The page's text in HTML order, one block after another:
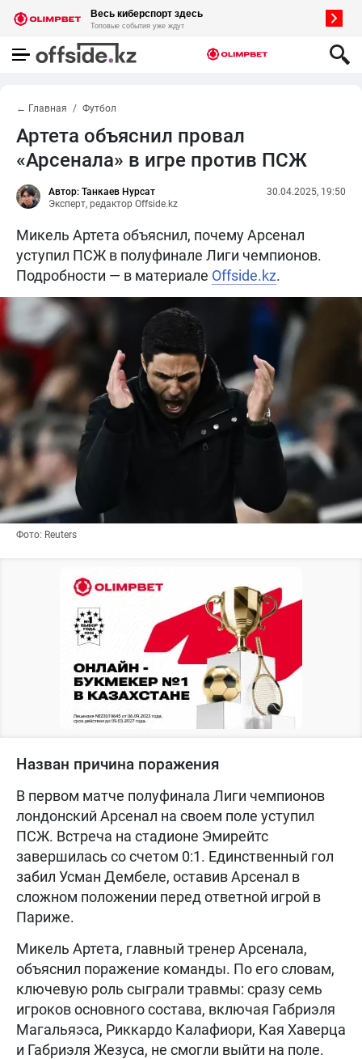
← Главная Футбол
Артета объяснил провал
«Арсенала» в игре против ПСЖ
Автор: Танкаев Нурсат
Эксперт, редактор Offside.kz
30.04.2025, 19:50
Микель Артета объяснил, почему Арсенал
уступил ПСЖ в полуфинале Лиги чемпионов.
Подробности — в материале Offside.kz.
Фото: Reuters
Назван причина поражения
В первом матче полуфинала Лиги чемпионов
лондонский Арсенал на своем поле уступил
ПСЖ. Встреча на стадионе Эмирейтс
завершилась со счетом 0:1. Единственный гол
забил Усман Дембеле, оставив Арсенал в
сложном положении перед ответной игрой в
Париже.
Микель Артета, главный тренер Арсенала,
объяснил поражение команды. По его словам,
ключевую роль сыграли травмы: сразу семь
игроков основного состава, включая Габриэля
Магальяэса, Риккардо Калафиори, Кая Хаверца
и Габриэля Жезуса, не смогли выйти на поле.